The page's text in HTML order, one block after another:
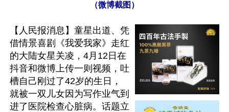
（微博截图）
【人民报消息】童星出道、凭
借情景喜剧《我爱我家》走红
的大陆女星关凌，4月12日在
抖音和微博上传一则视频，吐
槽自己刚过了42岁的生日，
就被一双儿女因为写作业气到
进了医院检查心脏病。话题立